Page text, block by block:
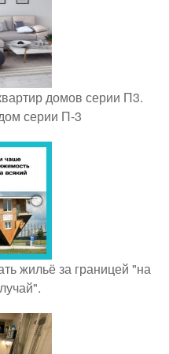
домов серии П3.
серии П-3
жильё за границей "на